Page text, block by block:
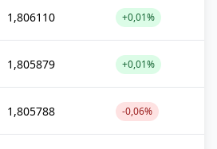
1,806110 +0,01%
1,805879 +0,01%
1,805788 -0,06%